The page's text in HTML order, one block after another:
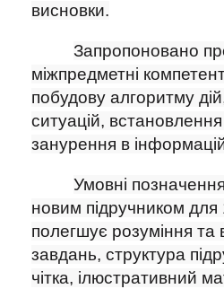
висновки.
Запропоновано
міжпредметні
побудову алгоритму
ситуацій, встановлення
занурення в
Умовні
новим підручником для
полегшує розуміння та
завдань, структура
чітка, ілюстративний